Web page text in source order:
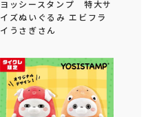
ヨッシースタンプ 特大サ
イズぬいぐるみ エビフラ
イうさぎさん